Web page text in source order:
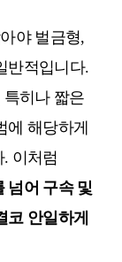
야 벌금형,
반적입니다.
히나 짧은
해당하게
이처럼
넘어 구속 및
안일하게